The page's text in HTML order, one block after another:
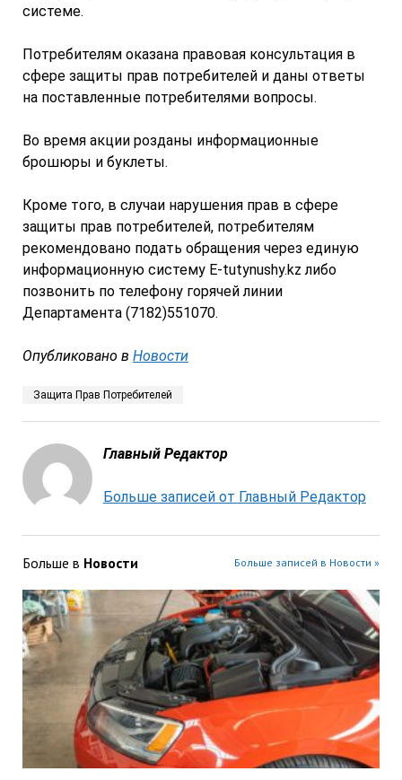
системе.
Потребителям оказана правовая консультация в
сфере защиты прав потребителей и даны ответы
на поставленные потребителями вопросы.
Во время акции розданы информационные
брошюры и буклеты.
Кроме того, в случаи нарушения прав в сфере
защиты прав потребителей, потребителям
рекомендовано подать обращения через единую
информационную систему Е-tutynushy.kz либо
позвонить по телефону горячей линии
Департамента (7182)551070.
Опубликовано в Новости
Защита Прав Потребителей
Главный Редактор
Больше записей от Главный Редактор
Больше в Новости Больше записей в Новости »